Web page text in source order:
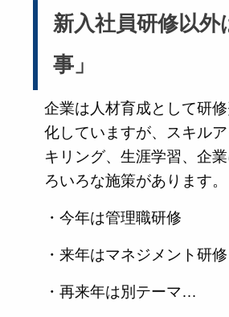
新入社員研修以外
事」
企業は人材育成として研
化していますが、スキル
キリング、生涯学習、企
ろいろな施策があります。
・今年は管理職研修
・来年はマネジメント研修
・再来年は別テーマ…